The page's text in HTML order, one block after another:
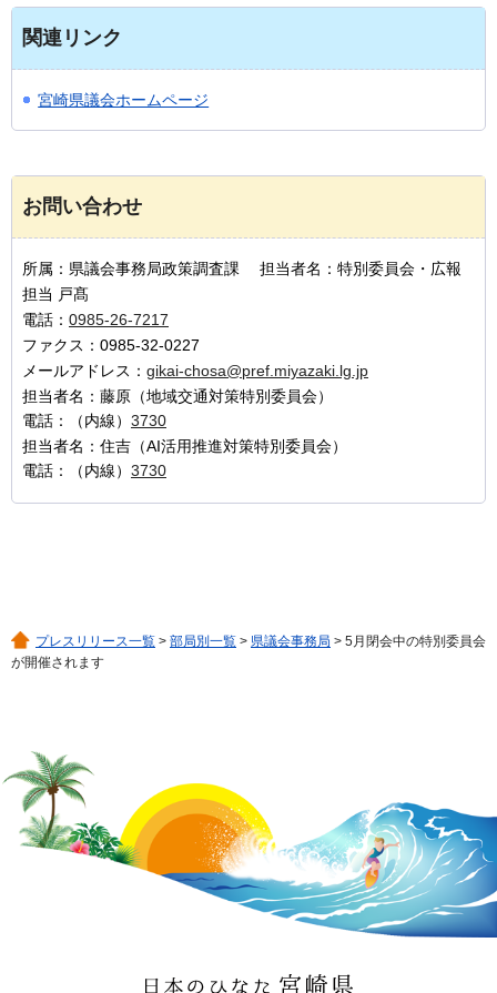
関連リンク
宮崎県議会ホームページ
お問い合わせ
所属：県議会事務局政策調査課 担当者名：特別委員会・広報
担当 戸髙
電話： 0985-26-7217
ファクス：0985-32-0227
メールアドレス： gikai-chosa@pref.miyazaki.lg.jp
担当者名：藤原（地域交通対策特別委員会）
電話：（内線） 3730
担当者名：住吉（AI活用推進対策特別委員会）
電話：（内線） 3730
プレスリリース一覧 > 部局別一覧 > 県議会事務局 > 5月閉会中の特別委員会
が開催されます
日本のひなた 宮崎県